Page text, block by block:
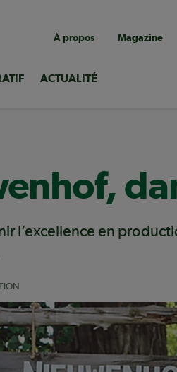
Navigation
utilitaire
À propos Magazine
ACTUALITÉ
l’excellence en